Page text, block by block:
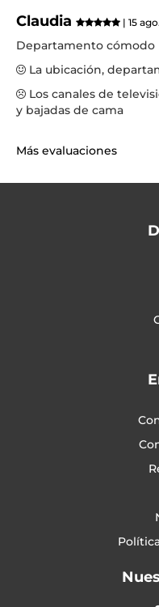
Claudia | 15
Departamento cómodo
La ubicación,
Los canales de
y bajadas de cama
Más evaluaciones